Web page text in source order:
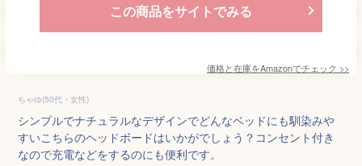
この商品をサイトでみる
価格と在庫をAmazonでチェック >>
ちゃゆ(50代・女性)
シンプルでナチュラルなデザインでどんなベッドにも馴染みや
すいこちらのヘッドボードはいかがでしょう？コンセント付き
なので充電などをするのにも便利です。